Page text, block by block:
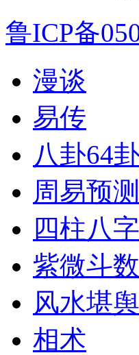
鲁ICP备
漫谈
易传
八卦64
周易预
四柱八字
紫微斗数
风水堪舆
相术